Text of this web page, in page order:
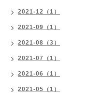
2021-12（1）
2021-09（1）
2021-08（3）
2021-07（1）
2021-06（1）
2021-05（1）